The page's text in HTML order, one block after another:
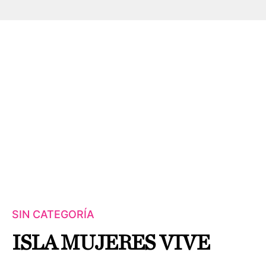
SIN CATEGORÍA
ISLA MUJERES VIVE